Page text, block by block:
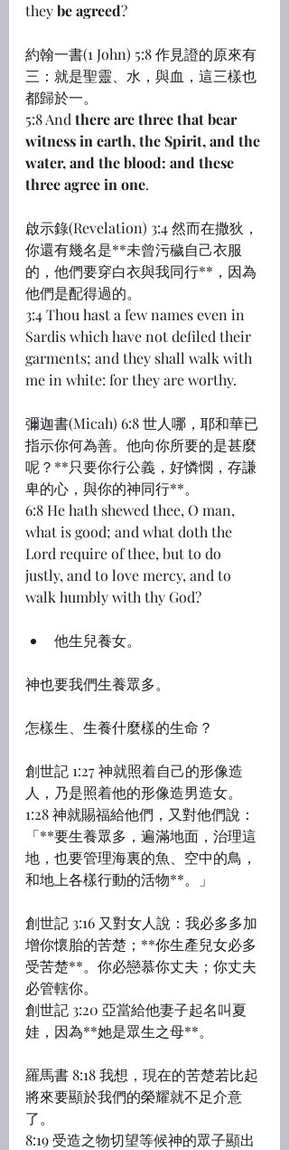
they be agreed?
約翰一書(1 John) 5:8 作見證的原來有
三：就是聖靈、水，與血，這三樣也
都歸於一。
5:8 And there are three that bear
witness in earth, the Spirit, and the
water, and the blood: and these
three agree in one.
啟示錄(Revelation) 3:4 然而在撒狄，
你還有幾名是**未曾污穢自己衣服
的，他們要穿白衣與我同行**，因為
他們是配得過的。
3:4 Thou hast a few names even in
Sardis which have not defiled their
garments; and they shall walk with
me in white: for they are worthy.
彌迦書(Micah) 6:8 世人哪，耶和華已
指示你何為善。他向你所要的是甚麼
呢？**只要你行公義，好憐憫，存謙
卑的心，與你的神同行**。
6:8 He hath shewed thee, O man,
what is good; and what doth the
Lord require of thee, but to do
justly, and to love mercy, and to
walk humbly with thy God?
他生兒養女。
神也要我們生養眾多。
怎樣生、生養什麼樣的生命？
創世記 1:27 神就照着自己的形像造
人，乃是照着他的形像造男造女。
1:28 神就賜福給他們，又對他們說：
「**要生養眾多，遍滿地面，治理這
地，也要管理海裏的魚、空中的鳥，
和地上各樣行動的活物**。」
創世記 3:16 又對女人說：我必多多加
增你懷胎的苦楚；**你生產兒女必多
受苦楚**。你必戀慕你丈夫；你丈夫
必管轄你。
創世記 3:20 亞當給他妻子起名叫夏
娃，因為**她是眾生之母**。
羅馬書 8:18 我想，現在的苦楚若比起
將來要顯於我們的榮耀就不足介意
了。
8:19 受造之物切望等候神的眾子顯出